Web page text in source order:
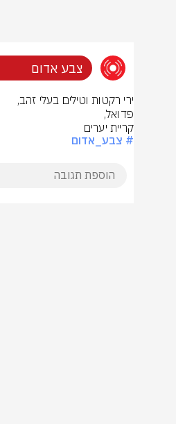
צבע אדום
קריית יערים
# צבע_אדום